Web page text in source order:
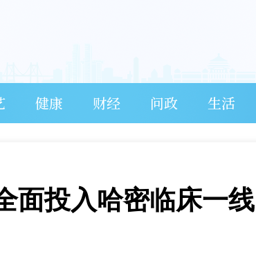
健康 财经 问政 生活
面投入哈密临床一线